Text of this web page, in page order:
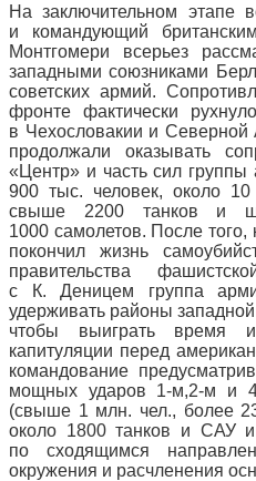
На заключительном этапе
и командующий
Монтгомери всерьез
западными союзниками
советских армий.
фронте фактически
в Чехословакии и Северной
продолжали оказывать
«Центр» и часть сил
900 тыс. человек, около
свыше 2200 танков и
1000 самолетов. После того,
покончил жизнь
правительства
с К. Деницем группа
удерживать районы
чтобы выиграть время
капитуляции перед
командование
мощных ударов 1-м,2-м и
(свыше 1 млн. чел., более
около 1800 танков и САУ
по сходящимся
окружения и расчленения